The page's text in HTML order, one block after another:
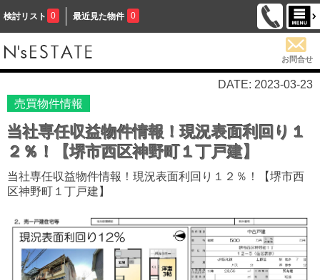
検討リスト 0 最近見た物件 0
お問合せ
DATE: 2023-03-23
売買物件情報
当社専任収益物件情報！現況表面利回り１
２％！【堺市西区神野町１丁戸建】
当社専任収益物件情報！現況表面利回り１２％！【堺市西
区神野町１丁戸建】